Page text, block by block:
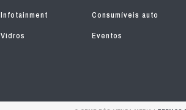
Infotainment
Consumíveis auto
Vidros
Eventos